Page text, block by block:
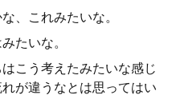
、これみたいな。
たいな。
こう考えたみたいな感じ
が違うなとは思ってはい